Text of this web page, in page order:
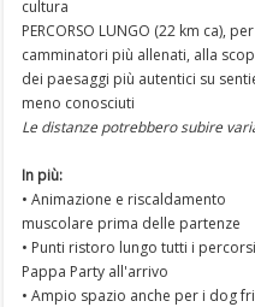
cultura
PERCORSO LUNGO (22 km ca),
camminatori più allenati, alla
dei paesaggi più autentici su
meno conosciuti
Le distanze potrebbero subire
In più:
• Animazione e riscaldamento
muscolare prima delle partenze
• Punti ristoro lungo tutti i
Pappa Party all'arrivo
• Ampio spazio anche per i dog